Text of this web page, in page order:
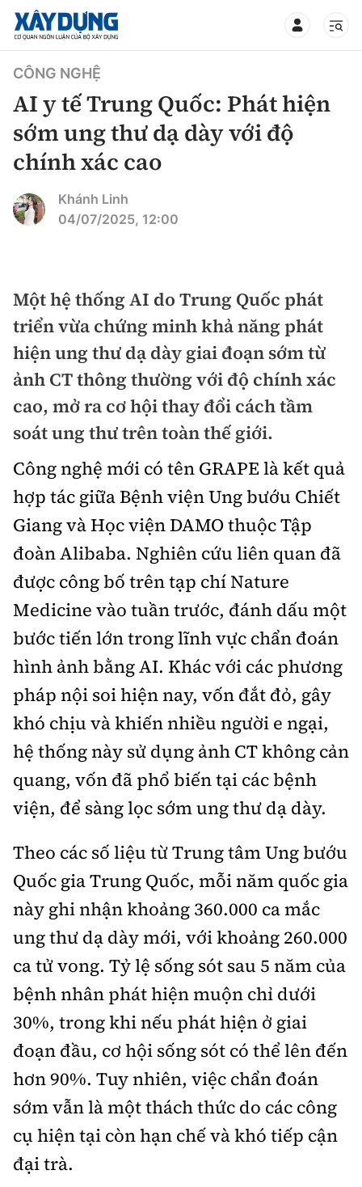
TIN BỘ XÂY DỰNG
CHUYÊN MỤC
Mới nhất
Chính trị
Xã hội
Chuyện dọc đường
Cải chính
Xây dựng
Chỉ đạo điều hành
Quy hoạch kiến trúc
Vật liệu xây dựng
Giám định chất lượng
Quản lý đô thị
Giao thông
Quản lý
Đường bộ
Hàng không
Đường sắt
Đăng kiểm
Đường sắt tốc độ cao
Đường thủy
Hàng hải
Đường sắt đô thị
Nhà thầu
Mời thầu - Đấu thầu
Kinh tế
Thị trường
Tài chính
Chứng khoán
Bảo hiểm
Doanh nghiệp
Pháp luật
Thanh tra
An ninh hình sự
Điều tra
Pháp đình
Hỏi - Đáp
An toàn giao thông
Giao thông 24h
ATGT địa phương
Văn hóa giao thông
Chung tay vì ATGT
Gương sáng giao thông
Chất lượng sống
Giáo dục
Y tế
Đời sống
Lao động - Công đoàn
Văn hóa - Giải Trí
Văn hóa
Showbiz
Điện ảnh
Âm nhạc
Thể thao
Bóng đá
Bình luận
Hậu trường sao
360 độ thể thao
Công nghệ
Công nghệ mới
Sản phẩm mới
Tư vấn
Thế giới
Thời sự Quốc tế
Hồ sơ tài liệu
Thế giới giao thông
Thế giới xây dựng
Đi ++
Du lịch
Khám phá
Lối sống
Ẩm thực
Khám phá
Camera giao thông
Câu chuyện giao thông
Giải trí - Thể thao
Cơ quan chủ quản: Bộ Xây dựng
Giấy phép số: 03/GP-BVHTTDL, cấp ngày 1/4/2025.
Tòa soạn: Số 2 Nguyễn Công Hoan, phường Giảng Võ,
Hà Nội.
Nguyễn Thị Hồng Nga
Phó Tổng biên tập:
Nguyễn Sơn Tùng,
Nguyễn Đức Thắng, La Đức Hùng
Hotline:
CÔNG NGHỆ
AI y tế Trung Quốc: Phát hiện
sớm ung thư dạ dày với độ
chính xác cao
Khánh Linh
04/07/2025, 12:00
Một hệ thống AI do Trung Quốc phát
triển vừa chứng minh khả năng phát
hiện ung thư dạ dày giai đoạn sớm từ
ảnh CT thông thường với độ chính xác
cao, mở ra cơ hội thay đổi cách tầm
soát ung thư trên toàn thế giới.
Công nghệ mới có tên GRAPE là kết quả
hợp tác giữa Bệnh viện Ung bướu Chiết
Giang và Học viện DAMO thuộc Tập
đoàn Alibaba. Nghiên cứu liên quan đã
được công bố trên tạp chí Nature
Medicine vào tuần trước, đánh dấu một
bước tiến lớn trong lĩnh vực chẩn đoán
hình ảnh bằng AI. Khác với các phương
pháp nội soi hiện nay, vốn đắt đỏ, gây
khó chịu và khiến nhiều người e ngại,
hệ thống này sử dụng ảnh CT không cản
quang, vốn đã phổ biến tại các bệnh
viện, để sàng lọc sớm ung thư dạ dày.
Theo các số liệu từ Trung tâm Ung bướu
Quốc gia Trung Quốc, mỗi năm quốc gia
này ghi nhận khoảng 360.000 ca mắc
ung thư dạ dày mới, với khoảng 260.000
ca tử vong. Tỷ lệ sống sót sau 5 năm của
bệnh nhân phát hiện muộn chỉ dưới
30%, trong khi nếu phát hiện ở giai
đoạn đầu, cơ hội sống sót có thể lên đến
hơn 90%. Tuy nhiên, việc chẩn đoán
sớm vẫn là một thách thức do các công
cụ hiện tại còn hạn chế và khó tiếp cận
đại trà.